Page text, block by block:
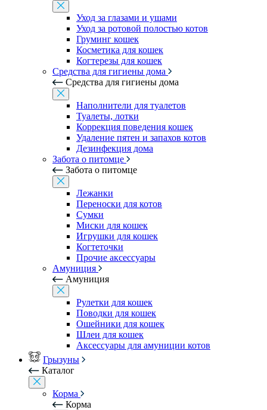
Уход за глазами и ушами
Уход за ротовой полостью котов
Груминг кошек
Косметика для кошек
Когтерезы для кошек
Средства для гигиены дома
Средства для гигиены дома
Наполнители для туалетов
Туалеты, лотки
Коррекция поведения кошек
Удаление пятен и запахов котов
Дезинфекция дома
Забота о питомце
Забота о питомце
Лежанки
Переноски для котов
Сумки
Миски для кошек
Игрушки для кошек
Когтеточки
Прочие аксессуары
Амуниция
Амуниция
Рулетки для кошек
Поводки для кошек
Ошейники для кошек
Шлеи для кошек
Аксессуары для амуниции котов
Грызуны
Каталог
Корма
Корма